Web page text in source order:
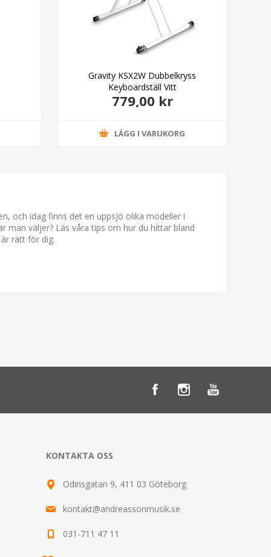
Gravity KSX2W Dubbelkryss
Keyboardställ Vitt
779,00 kr
LÄGG I VARUKORG
och idag finns det en uppsjö olika modeller i
man väljer? Läs våra tips om hur du hittar bland
rätt för dig.
KONTAKTA OSS
Odinsgatan 9, 411 03 Göteborg
kontakt@andreassonmusik.se
031-711 47 11